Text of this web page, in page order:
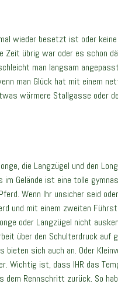
wieder besetzt ist oder keine
übrig war oder es schon
man langsam
man Glück hat mit einem
wärmere Stallgasse oder
die Langzügel und den
im Gelände ist eine tolle
Wenn Ihr unsicher seid
und mit einem zweiten
oder Langzügel nicht
über den Schulterdruck auf
sich auch an. Oder
Wichtig ist, dass IHR das
Rennschritt zurück. So